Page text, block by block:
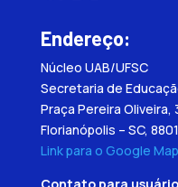
Endereço:
Núcleo UAB/UFSC
Secretaria de
Praça Pereira Oliveira,
Florianópolis – SC,
Link para o Google
Contato para